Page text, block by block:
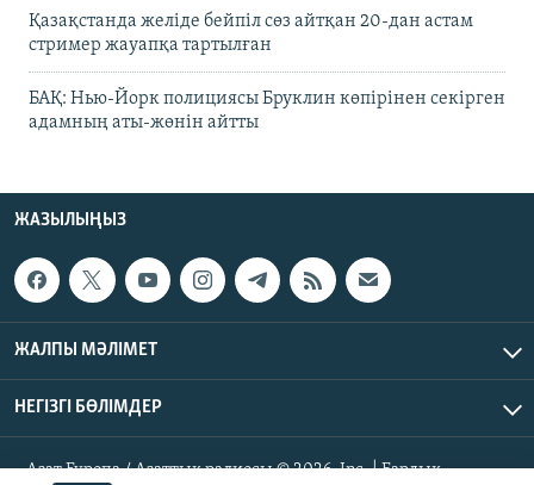
Қазақстанда желіде бейпіл сөз айтқан 20-дан астам
стример жауапқа тартылған
БАҚ: Нью-Йорк полициясы Бруклин көпірінен секірген
адамның аты-жөнін айтты
ЖАЗЫЛЫҢЫЗ
ЖАЛПЫ МӘЛІМЕТ
НЕГІЗГІ БӨЛІМДЕР
Азат Еуропа / Азаттық радиосы © 2026, Inc. | Барлық